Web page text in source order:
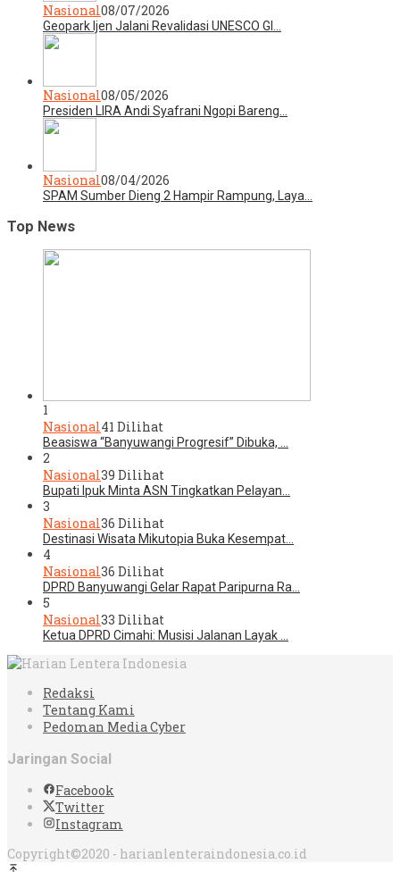
Nasional08/07/2026
Geopark Ijen Jalani Revalidasi UNESCO Gl…
Nasional08/05/2026
Presiden LIRA Andi Syafrani Ngopi Bareng…
Nasional08/04/2026
SPAM Sumber Dieng 2 Hampir Rampung, Laya…
Top News
1
Nasional41 Dilihat
Beasiswa “Banyuwangi Progresif” Dibuka, …
2
Nasional39 Dilihat
Bupati Ipuk Minta ASN Tingkatkan Pelayan…
3
Nasional36 Dilihat
Destinasi Wisata Mikutopia Buka Kesempat…
4
Nasional36 Dilihat
DPRD Banyuwangi Gelar Rapat Paripurna Ra…
5
Nasional33 Dilihat
Ketua DPRD Cimahi: Musisi Jalanan Layak …
Redaksi
Tentang Kami
Pedoman Media Cyber
Jaringan Social
Facebook
Twitter
Instagram
Copyright©2020 - harianlenteraindonesia.co.id